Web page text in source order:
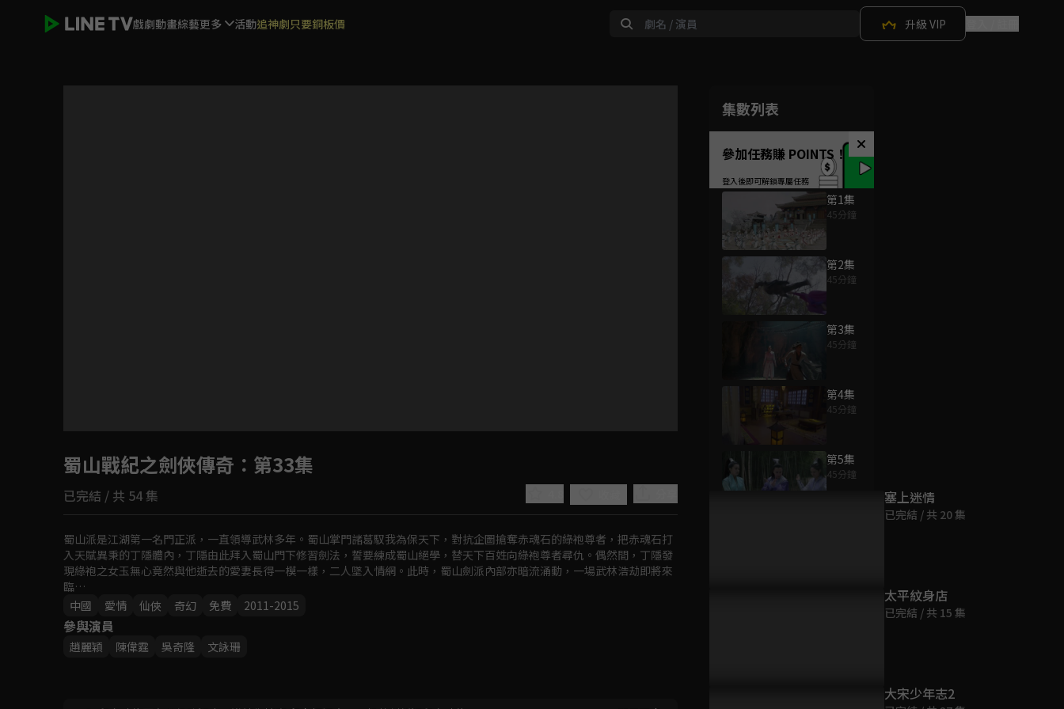
戲劇動畫綜藝更多 活動追神劇只要銅板價 升級 VIP
如有不便請見諒
集數列表
參加任務賺 POINTS！
第1集
45分鐘
第2集
45分鐘
第3集
45分鐘
第4集
45分鐘
第5集
45分鐘
蜀山戰紀之劍俠傳奇 ：第33集
已完結 / 共 54 集
蜀山派是江湖第一名門正派，一直領導武林多年。蜀山掌門諸葛馭我為保天下，對抗企圖搶奪赤魂石的綠袍尊者，把赤魂石打
入天賦異秉的丁隱體內，丁隱由此拜入蜀山門下修習劍法，誓要練成蜀山絕學，替天下百姓向綠袍尊者尋仇。偶然間，丁隱發
現綠袍之女玉無心竟然與他逝去的愛妻長得一模一樣，二人墜入情網。此時，蜀山劍派內部亦暗流涌動，一場武林浩劫即將來
臨…
中國
愛情 仙俠 奇幻 免費 2011-2015
參與演員
趙麗穎 陳偉霆 吳奇隆 文詠珊
為您推薦
塞上迷情
已完結 / 共 20 集
太平紋身店
已完結 / 共 15 集
大宋少年志2